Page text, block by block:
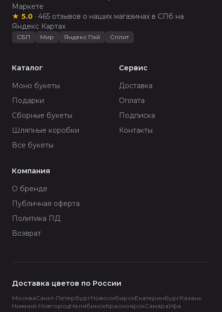
Маркете
★ 5.0 · 465 отзывов о наших магазинах в СПб на
Яндекс Картах
СБП Мир Яндекс Пэй Сплит
Каталог
Моно букеты
Подарки
Сборные букеты
Шляпные коробки
Все букеты
Сервис
Доставка
Оплата
Подписка
Контакты
Компания
О бренде
Публичная оферта
Политика ПД
Возврат
Доставка цветов по России
МоскваСанкт-ПетербургНовосибирскЕкатеринбургКазань
Нижний НовгородЧелябинскКрасноярскСамараУфа